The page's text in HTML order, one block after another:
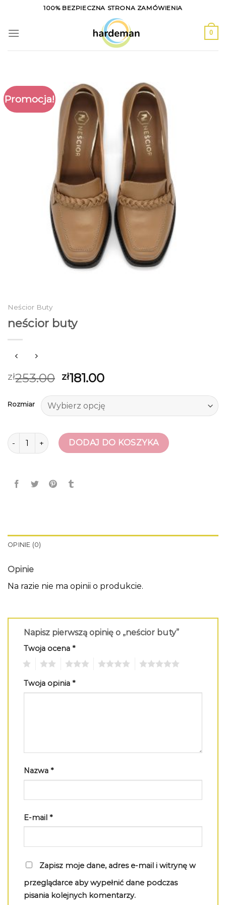
content
100% BEZPIECZNA STRONA ZAMÓWIENIA
0
Promocja!
Neścior Buty
neścior buty
zł253.00 zł181.00
Rozmiar
ilość neścior butyDODAJ DO KOSZYKA
OPINIE (0)
Opinie
Na razie nie ma opinii o produkcie.
Napisz pierwszą opinię o „neścior buty”
Twoja ocena *
Twoja opinia *
Nazwa *
E-mail *
Zapisz moje dane, adres e-mail i witrynę w
przeglądarce aby wypełnić dane podczas
pisania kolejnych komentarzy.